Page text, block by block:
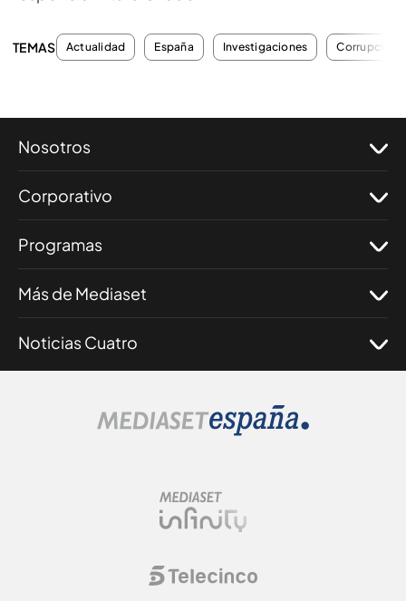
TEMAS Actualidad España Investigaciones Corrupción
Nosotros
Corporativo
Programas
Más de Mediaset
Noticias Cuatro